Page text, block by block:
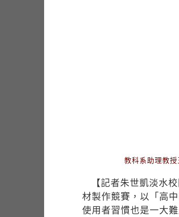
教科系助理教
【記者朱世凱淡水
材製作競賽，以「高
使用者習慣也是一大